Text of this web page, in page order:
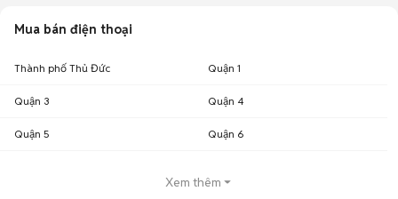
Mua bán điện thoại
Thành phố Thủ Đức Quận 1
Quận 3 Quận 4
Quận 5 Quận 6
Xem thêm